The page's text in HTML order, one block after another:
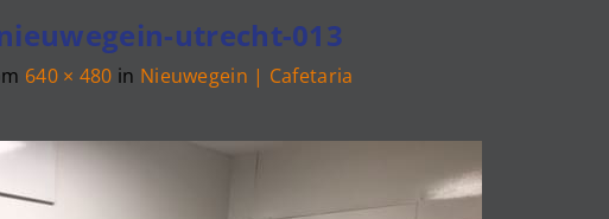
utrecht-013
640 × 480 in Nieuwegein | Cafetaria